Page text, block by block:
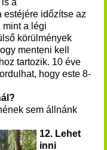
a
estéjére időzítse az
mint a légi
körülmények
menteni kell
tartozik. 10 éve
hogy este 8-
sem állnánk
12. Lehet
inni